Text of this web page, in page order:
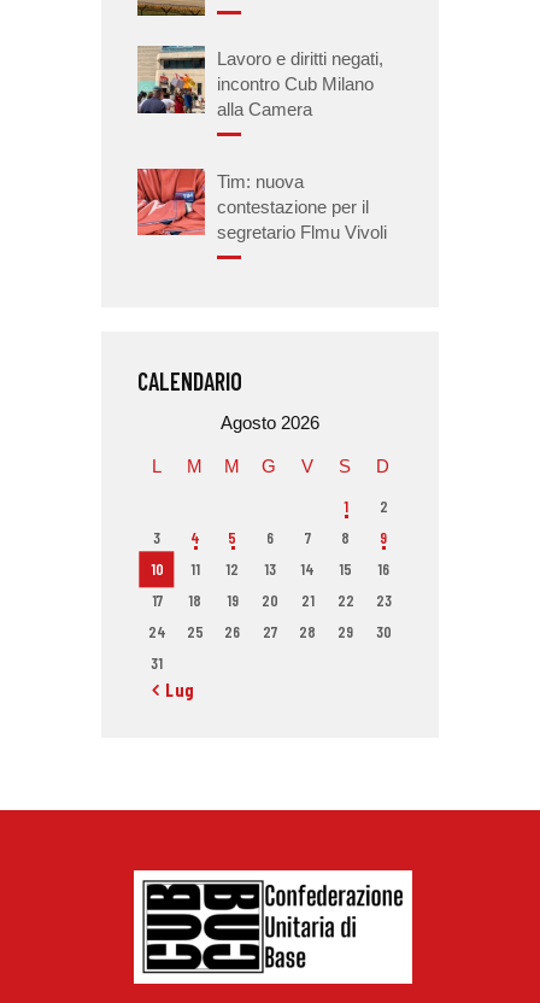
Lavoro e diritti negati,
incontro Cub Milano
alla Camera
Tim: nuova
contestazione per il
segretario Flmu Vivoli
CALENDARIO
Agosto 2026
L M M G V S D
1
2
3
4 5 6 7 8
9
10
11 12 13 14 15
16
17
18 19 20 21 22
23
24
25 26 27 28 29
30
31
« Lug